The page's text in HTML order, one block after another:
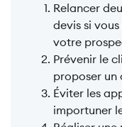
Relancer
devis si
votre
Prévenir le
proposer un
Éviter les
importuner